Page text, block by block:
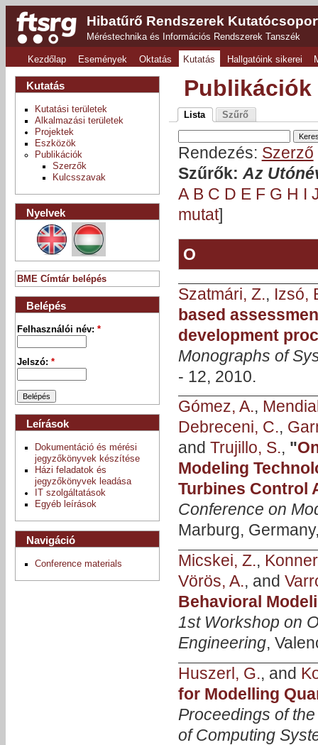
Hibatűrő Rendszerek
Méréstechnika és Információs Rendszerek Tanszék
Kezdőlap Események Oktatás Kutatás Hallgatóink sikerei
Publikációk
Lista Szűrő
Rendezés: Szerző
Szűrők:Az
A B C D E F G H I
mutat]
O
Szatmári, Z., Izsó,
based
development
Monographs of
- 12, 2010.
Gómez, A.,
Debreceni, C.,
and Trujillo, S., "
Modeling
Turbines Control
Conference on
Marburg,
Micskei, Z.,
Vörös, A., and
Behavioral
1st Workshop on
Engineering,
Huszerl, G., and
for Modelling
Proceedings of
of Computing
Kutatás
Kutatási területek
Alkalmazási területek
Projektek
Eszközök
Publikációk
Szerzők
Kulcsszavak
Nyelvek
BME Címtár belépés
Belépés
Felhasználói név:*
Jelszó:*
Leírások
Dokumentáció és mérési
jegyzőkönyvek készítése
Házi feladatok és
jegyzőkönyvek leadása
IT szolgáltatások
Egyéb leírások
Navigáció
Conference materials